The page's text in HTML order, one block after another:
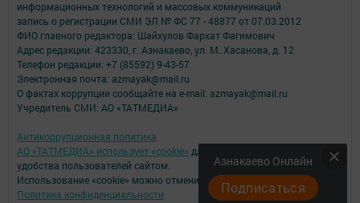
Азнакаево Онлайн
Подписаться
информационных технологий и массовых коммуникаций
запись о регистрации СМИ ЭЛ № ФС 77 - 48877 от 07.03.2012
ФИО главного редактора: Шайхулов Фархат Фагимович
Адрес редакции: 423330, г. Азнакаево, ул. М. Хасанова, д. 12
Телефон редакции: +7 (85592) 9-43-57
Электронная почта: azmayak@mail.ru
О фактах коррупции сообщайте на e-mail: azmayak@mail.ru
Учредитель СМИ: АО «ТАТМЕДИА»
Антикоррупционная политика
АО «ТАТМЕДИА» использует «cookie» для персонализации сервисов и
удобства пользователей сайтом.
Использование «cookie» можно отменить в настройках браузера.
Политика конфиденциальности